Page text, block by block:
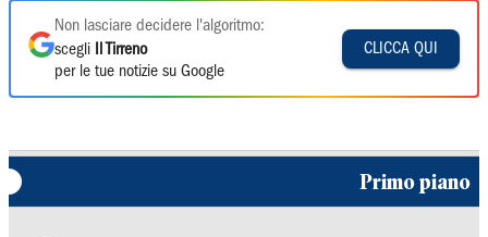
Non lasciare decidere l'algoritmo:
scegli
Il Tirreno
per le tue notizie su Google
CLICCA QUI
Primo piano